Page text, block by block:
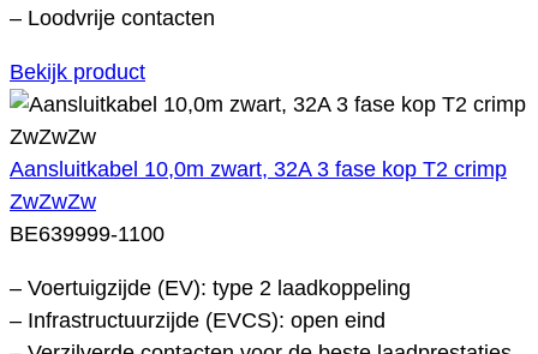
– Loodvrije contacten
Bekijk product
Aansluitkabel 10,0m zwart, 32A 3 fase kop T2 crimp
ZwZwZw
BE639999-1100
– Voertuigzijde (EV): type 2 laadkoppeling
– Infrastructuurzijde (EVCS): open eind